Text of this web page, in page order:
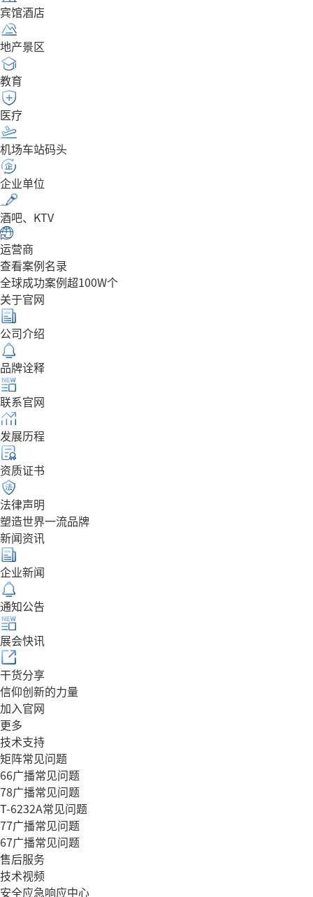
宾馆酒店
地产景区
教育
医疗
机场车站码头
企业单位
酒吧、KTV
运营商
查看案例名录
全球成功案例超100W个
关于官网
公司介绍
品牌诠释
联系官网
发展历程
资质证书
法律声明
塑造世界一流品牌
新闻资讯
企业新闻
通知公告
展会快讯
干货分享
信仰创新的力量
加入官网
更多
技术支持
矩阵常见问题
66广播常见问题
78广播常见问题
T-6232A常见问题
77广播常见问题
67广播常见问题
售后服务
技术视频
安全应急响应中心